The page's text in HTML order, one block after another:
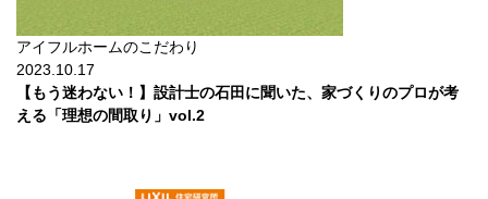
アイフルホームのこだわり
2023.10.17
【もう迷わない！】設計士の石田に聞いた、家づくりのプロが考
える「理想の間取り」vol.2